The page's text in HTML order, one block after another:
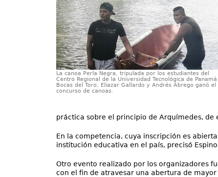
La canoa Perla Negra, tripulada por los estudiantes del
Centro Regional de la Universidad Tecnológica de Panamá
Bocas del Toro, Eliazar Gallardo y Andrés Ábrego ganó el
concurso de canoas.
práctica sobre el principio de Arquímedes, de
En la competencia, cuya inscripción es
institución educativa en el país, precisó
Otro evento realizado por los organizadores
con el fin de atravesar una abertura de